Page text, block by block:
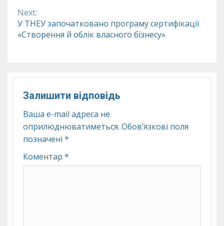
Reading
Next:
У ТНЕУ започатковано програму сертифікації
«Створення й облік власного бізнесу»
Залишити відповідь
Ваша e-mail адреса не
оприлюднюватиметься. Обов’язкові поля
позначені *
Коментар *